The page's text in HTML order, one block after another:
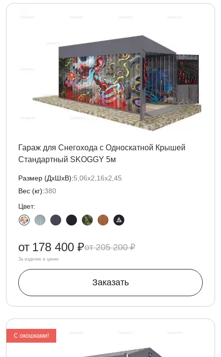
Гараж для Снегохода с Односкатной Крышей
Стандартный SKOGGY 5м
Размер (ДxШxВ):5,06х2,16х2,45
Вес (кг):380
Цвет:
205 200 ₽
от 178 400 ₽
За изделие в цинке
Заказать
С окошками!